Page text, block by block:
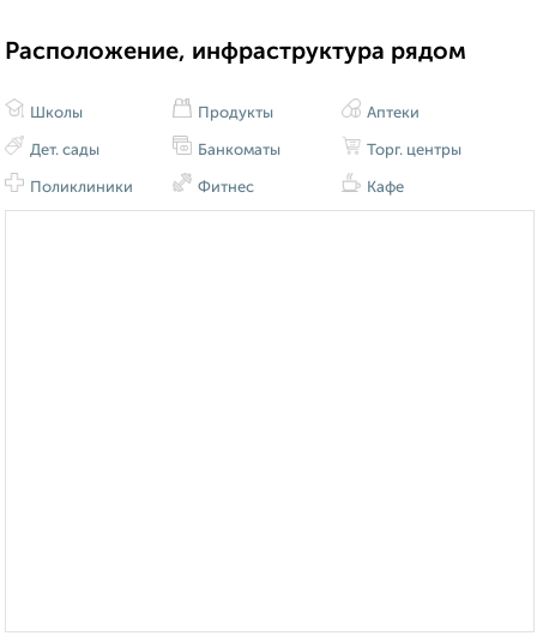
Расположение, инфраструктура рядом
Школы
Дет. сады
Поликлиники
Продукты
Банкоматы
Фитнес
Аптеки
Торг. центры
Кафе